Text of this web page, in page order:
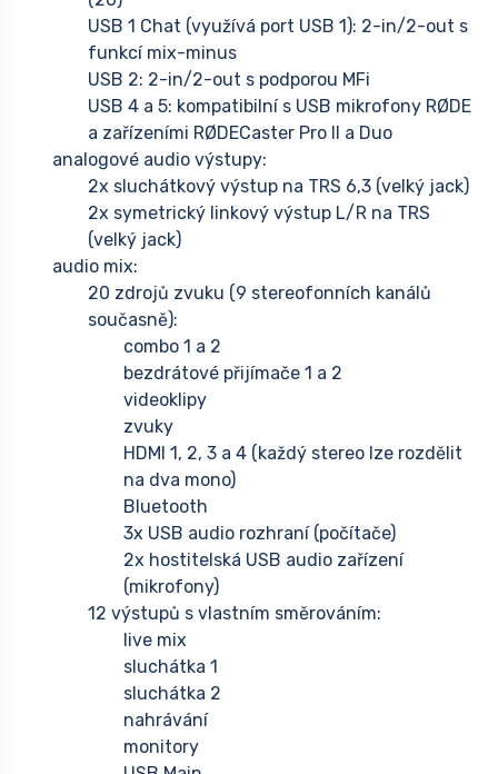
USB 1 Chat (využívá port USB 1): 2-in/2-out s
funkcí mix-minus
USB 2: 2-in/2-out s podporou MFi
USB 4 a 5: kompatibilní s USB mikrofony RØDE
a zařízeními RØDECaster Pro II a Duo
analogové audio výstupy:
2x sluchátkový výstup na TRS 6,3 (velký jack)
2x symetrický linkový výstup L/R na TRS
(velký jack)
audio mix:
20 zdrojů zvuku (9 stereofonních kanálů
současně):
combo 1 a 2
bezdrátové přijímače 1 a 2
videoklipy
zvuky
HDMI 1, 2, 3 a 4 (každý stereo lze rozdělit
na dva mono)
Bluetooth
3x USB audio rozhraní (počítače)
2x hostitelská USB audio zařízení
(mikrofony)
12 výstupů s vlastním směrováním:
live mix
sluchátka 1
sluchátka 2
nahrávání
monitory